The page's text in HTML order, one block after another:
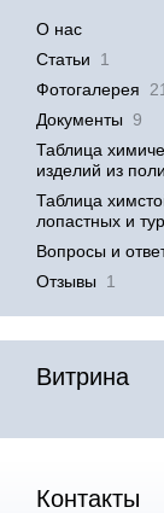
О нас
Статьи
1
Фотогалерея
21
Документы 9
Таблица
изделий из
Таблица
лопастных и
Вопросы и
Отзывы
1
Витрина
Контакты